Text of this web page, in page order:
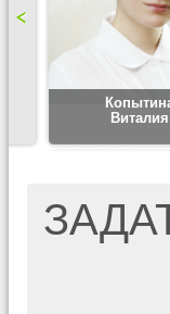
Виталия